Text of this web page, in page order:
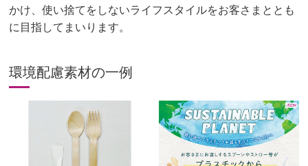
かけ、使い捨てをしないライフスタイルをお客さまととも
に目指してまいります。
環境配慮素材の一例
(new
window.)